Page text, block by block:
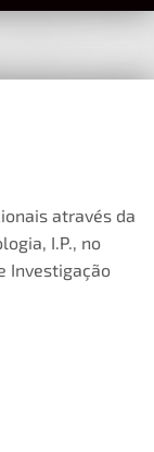
através da
I.P., no
Investigação